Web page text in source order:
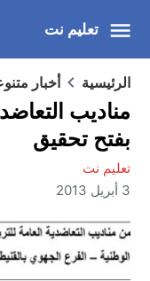
تعليم نت
الرئيسية أخبار
مناديب
بفتح تحقيق
تعليم نت
3 أبريل 2013